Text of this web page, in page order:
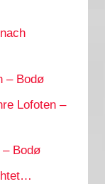
– Bodø
Lofoten –
Bodø